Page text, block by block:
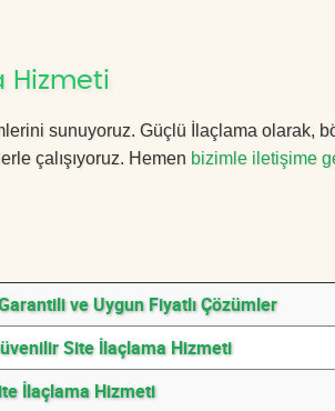
Hizmeti
sunuyoruz. Güçlü İlaçlama olarak,
çalışıyoruz. Hemen bizimle iletişime
ve Uygun Fiyatlı Çözümler
Site İlaçlama Hizmeti
İlaçlama Hizmeti